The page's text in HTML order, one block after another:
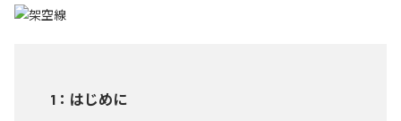
1 ： はじめに